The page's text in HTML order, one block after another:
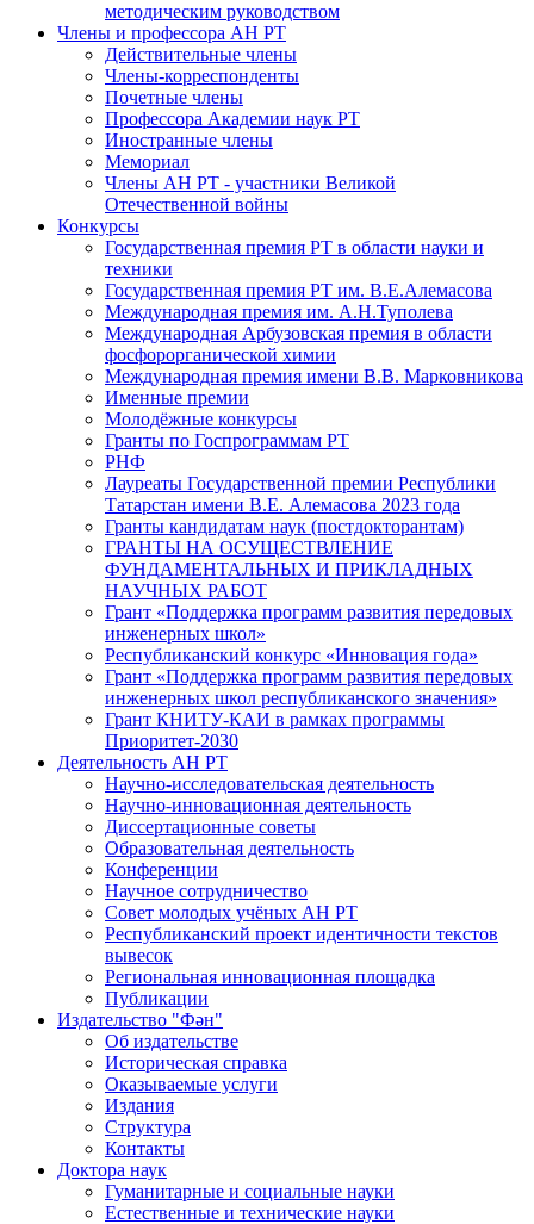
методическим руководством
Члены и профессора АН РТ
Действительные члены
Члены-корреспонденты
Почетные члены
Профессора Академии наук РТ
Иностранные члены
Мемориал
Члены АН РТ - участники Великой
Отечественной войны
Конкурсы
Государственная премия РТ в области науки и
техники
Государственная премия РТ им. В.Е.Алемасова
Международная премия им. А.Н.Туполева
Международная Арбузовская премия в области
фосфорорганической химии
Международная премия имени В.В. Марковникова
Именные премии
Молодёжные конкурсы
Гранты по Госпрограммам РТ
РНФ
Лауреаты Государственной премии Республики
Татарстан имени В.Е. Алемасова 2023 года
Гранты кандидатам наук (постдокторантам)
ГРАНТЫ НА ОСУЩЕСТВЛЕНИЕ
ФУНДАМЕНТАЛЬНЫХ И ПРИКЛАДНЫХ
НАУЧНЫХ РАБОТ
Грант «Поддержка программ развития передовых
инженерных школ»
Республиканский конкурс «Инновация года»
Грант «Поддержка программ развития передовых
инженерных школ республиканского значения»
Грант КНИТУ-КАИ в рамках программы
Приоритет-2030
Деятельность АН РТ
Научно-исследовательская деятельность
Научно-инновационная деятельность
Диссертационные советы
Образовательная деятельность
Конференции
Научное сотрудничество
Совет молодых учёных АН РТ
Республиканский проект идентичности текстов
вывесок
Региональная инновационная площадка
Публикации
Издательство "Фән"
Об издательстве
Историческая справка
Оказываемые услуги
Издания
Структура
Контакты
Доктора наук
Гуманитарные и социальные науки
Естественные и технические науки